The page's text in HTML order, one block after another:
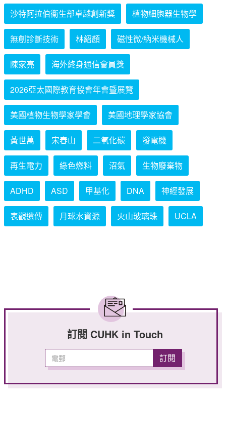
沙特阿拉伯衞生部卓越創新獎 植物細胞器生物學
無創診斷技術 林紹顏 磁性微/納米機械人
陳家亮 海外終身通信會員獎
2026亞太國際教育協會年會暨展覽
美國植物生物學家學會 美國地理學家協會
黃世萬 宋春山 二氧化碳 發電機
再生電力 綠色燃料 沼氣 生物廢棄物
ADHD ASD 甲基化 DNA 神經發展
表觀遺傳 月球水資源 火山玻璃珠 UCLA
訂閱 CUHK in Touch